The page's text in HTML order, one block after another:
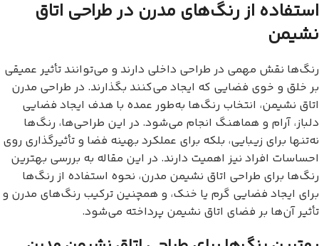
استفاده از رنگ‌های مدرن در طراحی اتاق
نشیمن
رنگ‌ها نقش مهمی در طراحی داخلی دارند و می‌توانند تأثیر عمیقی
بر خلق و خوی فضایی که ایجاد می‌کنند بگذارند. در طراحی مدرن
اتاق نشیمن، انتخاب رنگ‌ها به‌طور عمده با هدف ایجاد فضایی
دلباز، آرام و هماهنگ انجام می‌شود. در این طراحی‌ها، رنگ‌ها
نه‌تنها برای زیبایی، بلکه برای عملکرد بهینه فضا و تأثیرگذاری روی
احساسات افراد نیز اهمیت دارند. در این مقاله به بررسی بهترین
رنگ‌ها برای طراحی اتاق نشیمن مدرن، نحوه استفاده از رنگ‌ها
برای ایجاد فضایی گرم یا خنک، و همچنین ترکیب رنگ‌های مدرن و
تأثیر آن‌ها بر فضای اتاق نشیمن پرداخته می‌شود.